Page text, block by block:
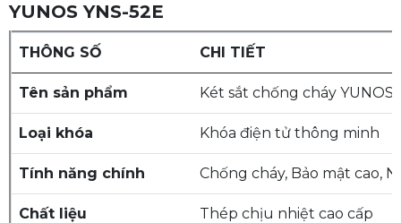
YUNOS YNS-52E
THÔNG SỐ CHI TIẾT
Tên sản phẩm Két sắt chống cháy YUNOS
Loại khóa Khóa điện tử thông minh
Tính năng chính Chống cháy, Bảo mật cao,
Chất liệu Thép chịu nhiệt cao cấp